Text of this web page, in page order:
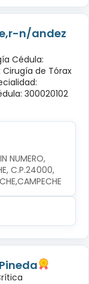
n/andez
Cédula:
Cirugía de Tórax
300020102
NUMERO,
C.P.24000,